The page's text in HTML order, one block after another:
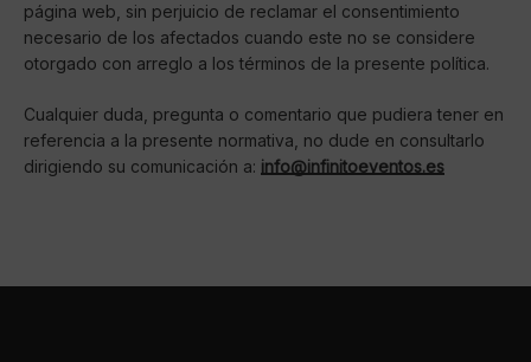
página web, sin perjuicio de reclamar el consentimiento
necesario de los afectados cuando este no se considere
otorgado con arreglo a los términos de la presente política.
Cualquier duda, pregunta o comentario que pudiera tener en
referencia a la presente normativa, no dude en consultarlo
dirigiendo su comunicación a: info@infinitoeventos.es